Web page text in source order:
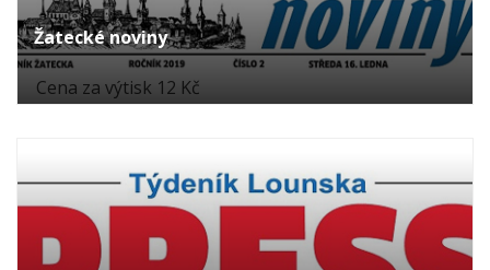
Žatecké noviny
Cena za výtisk 12 Kč